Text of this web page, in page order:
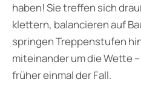
haben! Sie treffen sich
klettern, balancieren auf
springen Treppenstufen
miteinander um die Wette
früher einmal der Fall.